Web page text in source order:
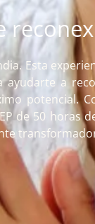
Esta
ayudarte a
potencial.
de 50 horas